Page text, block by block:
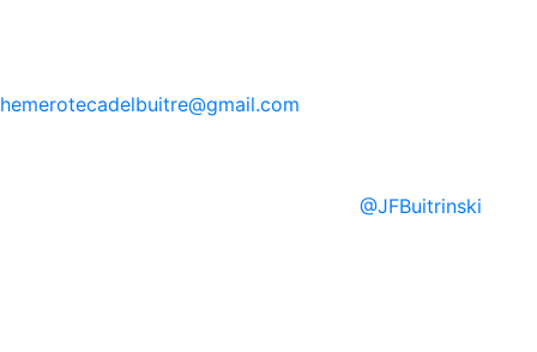
hemerotecadelbuitre@gmail.com
@JFBuitrinski